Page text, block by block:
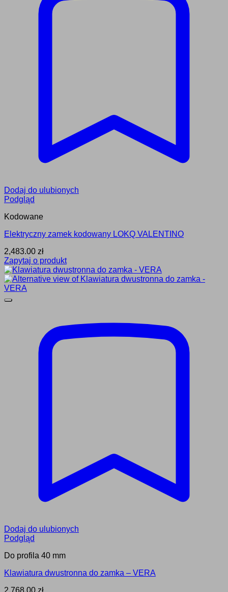
Dodaj do ulubionych
Podgląd
Kodowane
Elektryczny zamek kodowany LOKQ VALENTINO
2,483.00 zł
Zapytaj o produkt
Dodaj do ulubionych
Podgląd
Do profila 40 mm
Klawiatura dwustronna do zamka – VERA